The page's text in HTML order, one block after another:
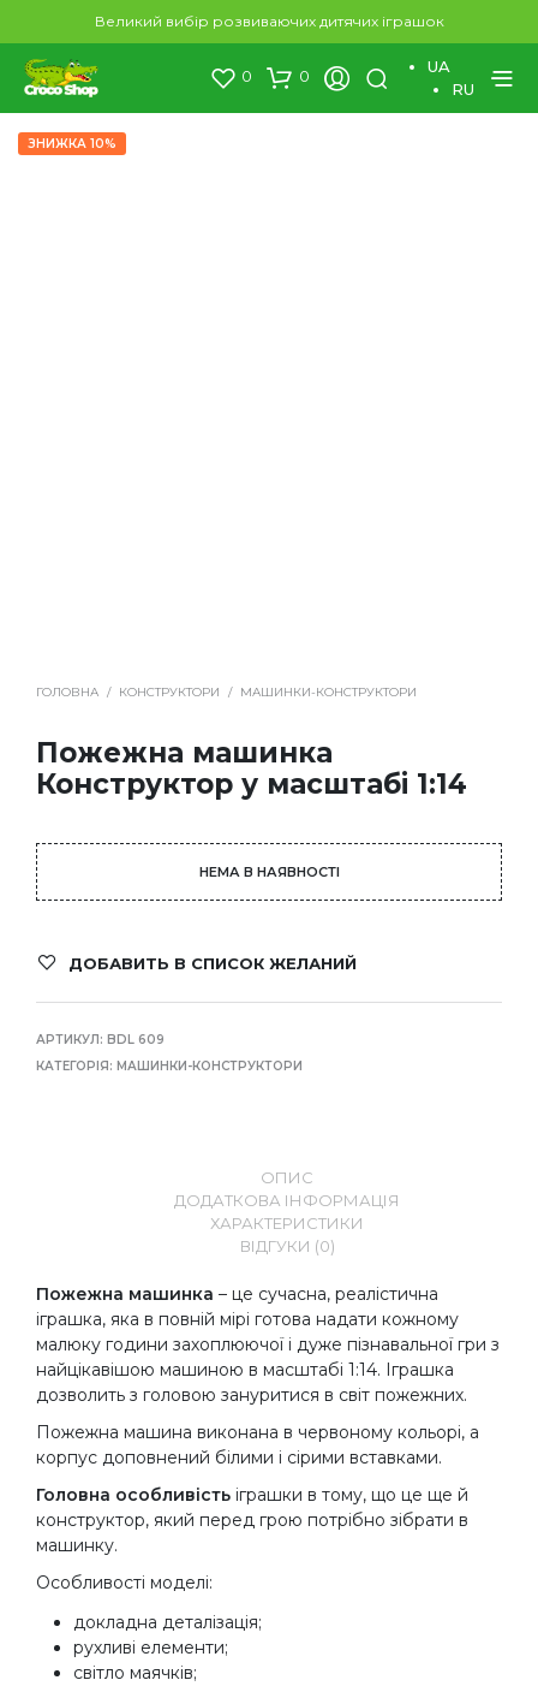
Великий вибір розвиваючих дитячих іграшок
0 0
UA
RU
ЗНИЖКА 10%
ГОЛОВНА / КОНСТРУКТОРИ / МАШИНКИ-КОНСТРУКТОРИ
Пожежна машинка
Конструктор у масштабі 1:14
НЕМА В НАЯВНОСТІ
ДОБАВИТЬ В СПИСОК ЖЕЛАНИЙ
АРТИКУЛ: BDL 609
КАТЕГОРІЯ: МАШИНКИ-КОНСТРУКТОРИ
ОПИС
ДОДАТКОВА ІНФОРМАЦІЯ
ХАРАКТЕРИСТИКИ
ВІДГУКИ (0)
Пожежна машинка – це сучасна, реалістична
іграшка, яка в повній мірі готова надати кожному
малюку години захоплюючої і дуже пізнавальної гри з
найцікавішою машиною в масштабі 1:14. Іграшка
дозволить з головою зануритися в світ пожежних.
Пожежна машина виконана в червоному кольорі, а
корпус доповнений білими і сірими вставками.
Головна особливість іграшки в тому, що це ще й
конструктор, який перед грою потрібно зібрати в
машинку.
Особливості моделі:
докладна деталізація;
рухливі елементи;
світло маячків;